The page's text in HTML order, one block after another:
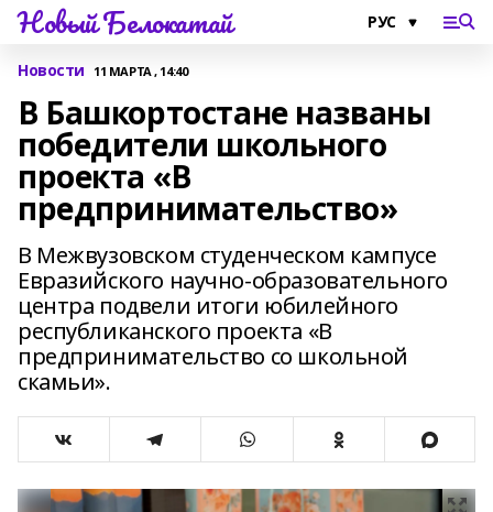
Новый Белокатай
Новости 11 МАРТА , 14:40
В Башкортостане названы
победители школьного
проекта «В
предпринимательство»
В Межвузовском студенческом кампусе
Евразийского научно-образовательного
центра подвели итоги юбилейного
республиканского проекта «В
предпринимательство со школьной
скамьи».